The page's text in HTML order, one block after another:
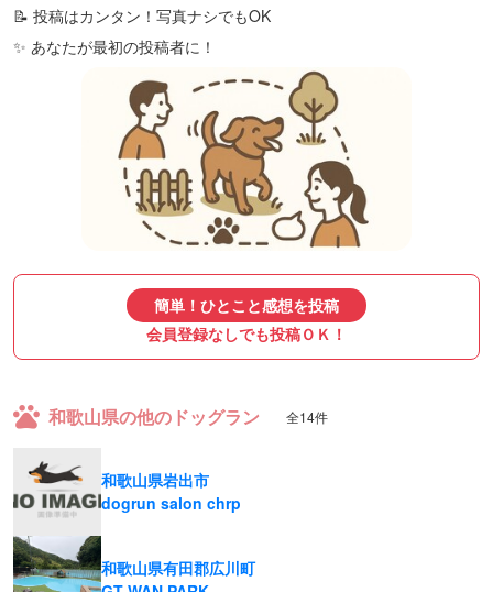
📝 投稿はカンタン！写真ナシでもOK
✨ あなたが最初の投稿者に！
簡単！ひとこと感想を投稿
会員登録なしでも投稿ＯＫ！
和歌山県の他のドッグラン 全14件
和歌山県岩出市
dogrun salon chrp
和歌山県有田郡広川町